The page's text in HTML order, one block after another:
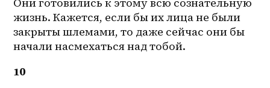
жизнь. Кажется, если бы их лица не были
закрыты шлемами, то даже сейчас они бы
начали насмехаться над тобой.
10